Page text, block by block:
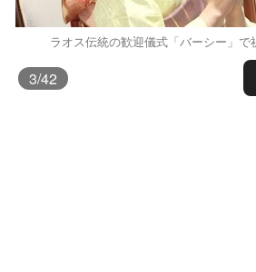
ラオス伝統の歓迎儀式「バーシー」で
3/42